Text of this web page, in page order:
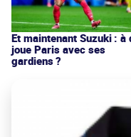
Et maintenant Suzuki : à
joue Paris avec ses
gardiens ?